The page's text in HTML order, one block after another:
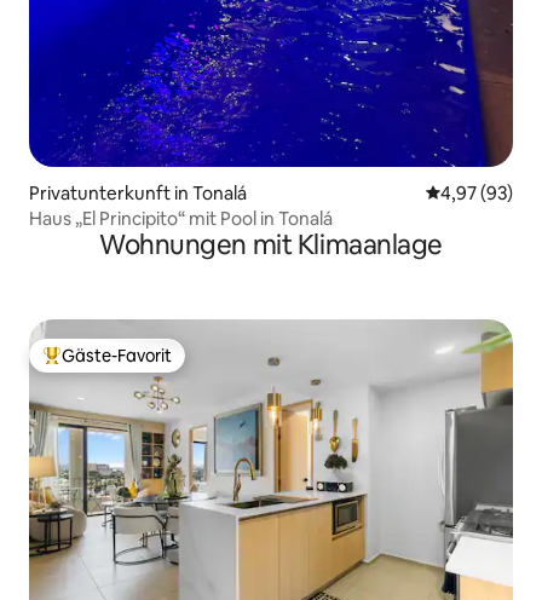
Privatunterkunft in Tonalá
4,97 (93)
Haus „El Principito“ mit Pool in Tonalá
Wohnungen mit Klimaanlage
Beliebter Gäste-Favorit.
Gäste-Favorit